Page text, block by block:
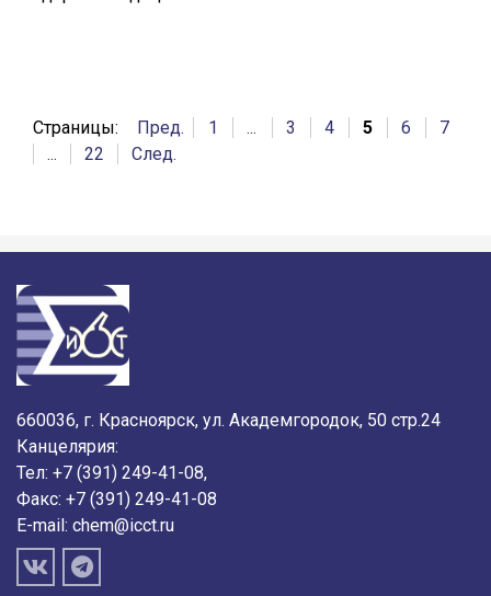
Страницы: Пред. 1 ... 3 4 5 6
7
...
22 След.
660036, г. Красноярск, ул. Академгородок, 50 стр.24
Канцелярия:
Тел: +7 (391) 249-41-08,
Факс: +7 (391) 249-41-08
E-mail: chem@icct.ru